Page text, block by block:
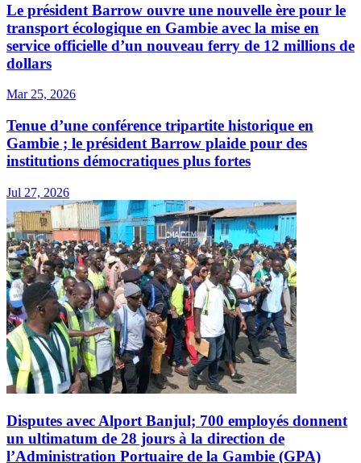
Le président Barrow ouvre une nouvelle ère pour le
transport écologique en Gambie avec la mise en
service officielle d’un nouveau ferry de 12 millions de
dollars
Mar 25, 2026
Tenue d’une conférence tripartite historique en
Gambie ; le président Barrow plaide pour des
institutions démocratiques plus fortes
Jul 27, 2026
Disputes avec Alport Banjul; 700 employés donnent
un ultimatum de 28 jours à la direction de
l’Administration Portuaire de la Gambie (GPA)